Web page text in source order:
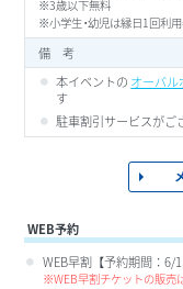
※3歳以下無料
※小学生・幼児は縁日1回利
備 考
本イベントの オーバル
す
駐車割引サービスがご
WEB予約
WEB早割【予約期間：6/
※WEB早割チケットの販売